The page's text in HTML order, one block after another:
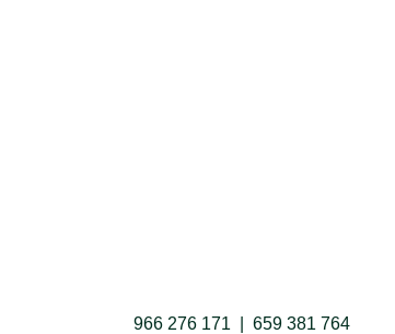
966 276 171 659 381 764